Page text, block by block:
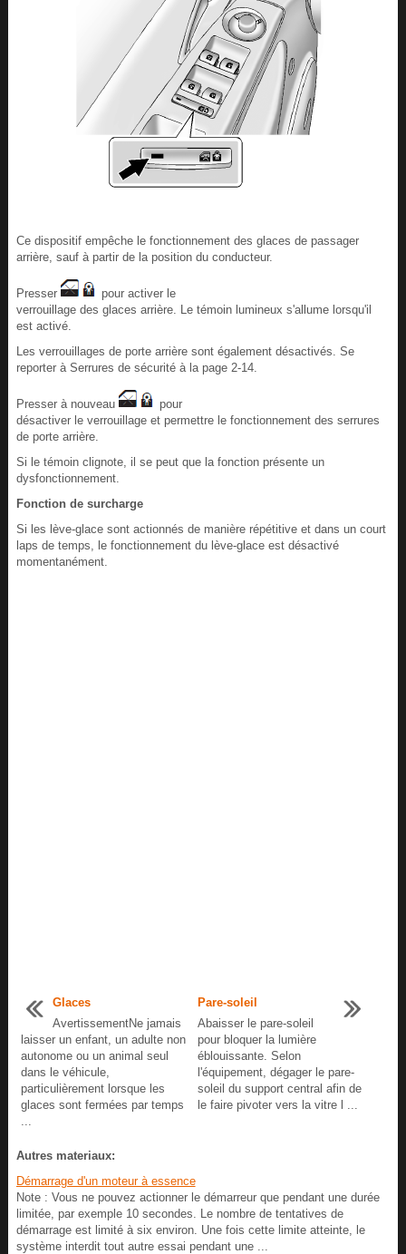
Ce dispositif empêche le fonctionnement des glaces de passager
arrière, sauf à partir de la position du conducteur.
Presser
pour activer le
verrouillage des glaces arrière. Le témoin lumineux s'allume lorsqu'il
est activé.
Les verrouillages de porte arrière sont également désactivés. Se
reporter à Serrures de sécurité à la page 2-14.
Presser à nouveau
pour
désactiver le verrouillage et permettre le fonctionnement des serrures
de porte arrière.
Si le témoin clignote, il se peut que la fonction présente un
dysfonctionnement.
Fonction de surcharge
Si les lève-glace sont actionnés de manière répétitive et dans un court
laps de temps, le fonctionnement du lève-glace est désactivé
momentanément.
Glaces
AvertissementNe jamais
laisser un enfant, un adulte non
autonome ou un animal seul
dans le véhicule,
particulièrement lorsque les
glaces sont fermées par temps
Pare-soleil
Abaisser le pare-soleil
pour bloquer la lumière
éblouissante. Selon
l'équipement, dégager le pare-
soleil du support central afin de
le faire pivoter vers la vitre l ...
Autres materiaux:
Démarrage d'un moteur à essence
Note : Vous ne pouvez actionner le démarreur que pendant une durée
limitée, par exemple 10 secondes. Le nombre de tentatives de
démarrage est limité à six environ. Une fois cette limite atteinte, le
système interdit tout autre essai pendant une ...